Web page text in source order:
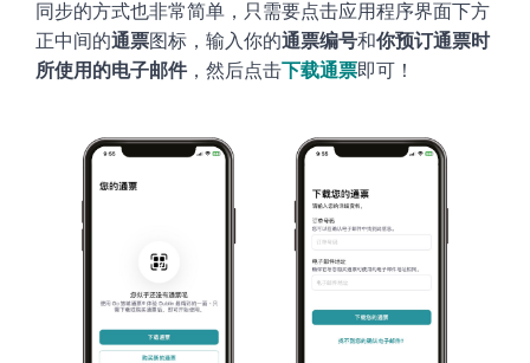
同步的方式也非常简单，只需要点击应用程序界面下方
正中间的通票图标，输入你的通票编号和你预订通票时
所使用的电子邮件，然后点击下载通票即可！